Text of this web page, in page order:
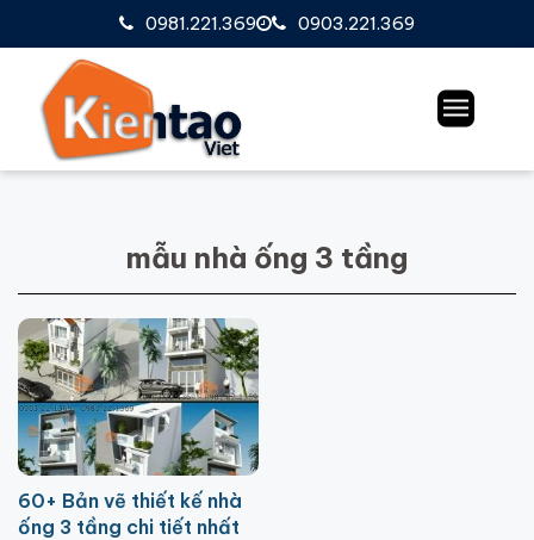
0903.221.369
0981.221.369
mẫu nhà ống 3 tầng
60+ Bản vẽ thiết kế nhà
ống 3 tầng chi tiết nhất